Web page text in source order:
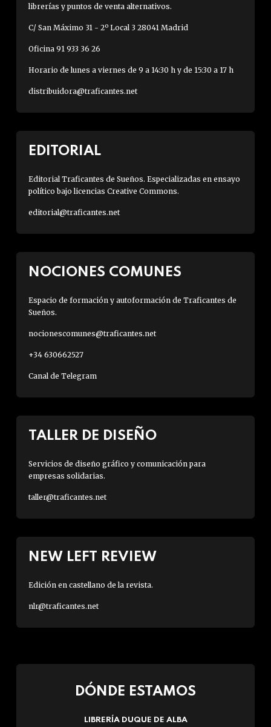
librerías y puntos de venta alternativos.
C/ San Máximo 31 - 2º Local 3 28041 Madrid
Oficina 91 933 36 26
Horario de lunes a viernes de 9 a 14:30 h y de 15:30 a 17 h
distribuidora@traficantes.net
EDITORIAL
Editorial Traficantes de Sueños. Especializadas en ensayo
político bajo licencias Creative Commons.
editorial@traficantes.net
NOCIONES COMUNES
Espacio de formación y autoformación de Traficantes de
Sueños.
nocionescomunes@traficantes.net
+34 630662527
Canal de Telegram
TALLER DE DISEÑO
Servicios de diseño gráfico y comunicación para
empresas solidarias.
taller@traficantes.net
NEW LEFT REVIEW
Edición en castellano de la revista.
nlr@traficantes.net
DÓNDE ESTAMOS
LIBRERÍA DUQUE DE ALBA